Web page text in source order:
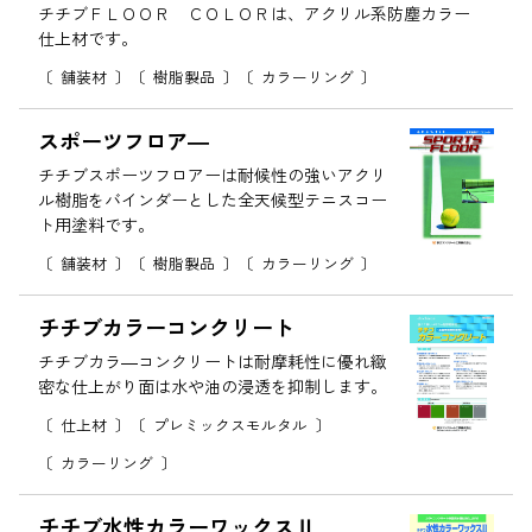
舗装材 樹脂製品 カラーリング
チチブＦＬＯＯＲ ＣＯＬＯＲは、アクリル系防塵カラー
仕上材です。
舗装材 樹脂製品 カラーリング
スポーツフロア―
チチブスポーツフロアーは耐候性の強いアクリ
ル樹脂をバインダーとした全天候型テニスコー
ト用塗料です。
仕上材
プレミックスモルタル
カラーリング
チチブカラーコンクリート
チチブカラ―コンクリートは耐摩耗性に優れ緻
密な仕上がり面は水や油の浸透を抑制します。